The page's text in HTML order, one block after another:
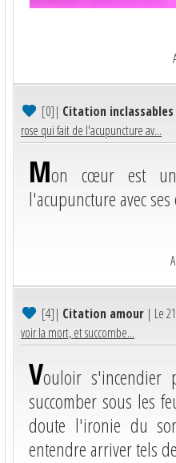
[0]| Citation inclassables
rose qui fait de l'acupuncture av...
Mon cœur est
l'acupuncture avec
[4]| Citation amour | Le
voir la mort, et succombe...
Vouloir
succomber sous les
doute l'ironie du
entendre arriver tels